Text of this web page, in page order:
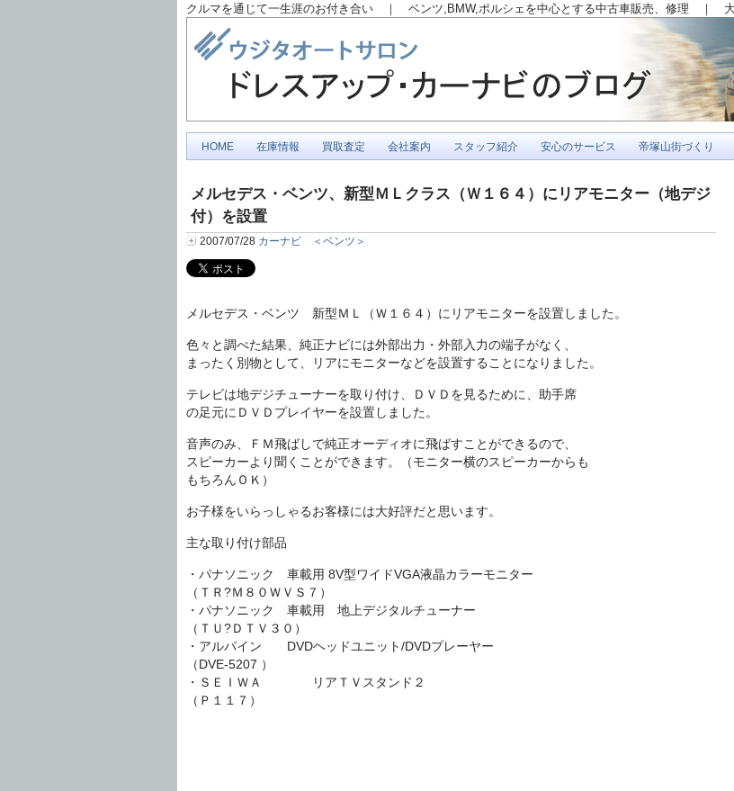
クルマを通じて一生涯のお付き合い ｜ ベンツ,BMW,ポルシェを中心とする中古車販売、修理 ｜
HOME 在庫情報 買取査定 会社案内 スタッフ紹介 安心のサービス 帝塚山街づくり
メルセデス・ベンツ、新型ＭＬクラス（Ｗ１６４）にリアモニター（地デジ
付）を設置
2007/07/28 カーナビ ＜ベンツ＞
メルセデス・ベンツ 新型ＭＬ（Ｗ１６４）にリアモニターを設置しました。
色々と調べた結果、純正ナビには外部出力・外部入力の端子がなく、
まったく別物として、リアにモニターなどを設置することになりました。
テレビは地デジチューナーを取り付け、ＤＶＤを見るために、助手席
の足元にＤＶＤプレイヤーを設置しました。
音声のみ、ＦＭ飛ばしで純正オーディオに飛ばすことができるので、
スピーカーより聞くことができます。（モニター横のスピーカーからも
もちろんＯＫ）
お子様をいらっしゃるお客様には大好評だと思います。
主な取り付け部品
・パナソニック 車載用 8V型ワイドVGA液晶カラーモニター
（ＴＲ?Ｍ８０ＷＶＳ７）
・パナソニック 車載用 地上デジタルチューナー
（ＴＵ?ＤＴＶ３０）
・アルパイン DVDヘッドユニット/DVDプレーヤー
（DVE-5207 ）
・ＳＥＩＷＡ リアＴＶスタンド２
（Ｐ１１７）